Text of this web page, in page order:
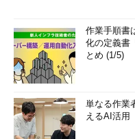
作業手順書
化の定義書
とめ (1/5)
単なる作業
えるAI活用